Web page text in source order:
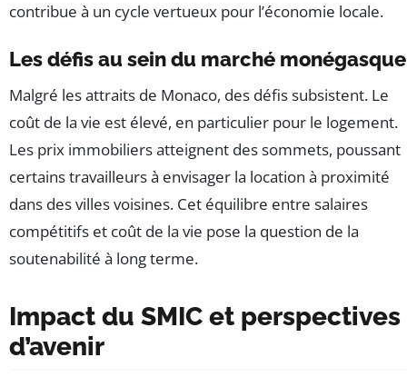
contribue à un cycle vertueux pour l’économie locale.
Les défis au sein du marché monégasque
Malgré les attraits de Monaco, des défis subsistent. Le
coût de la vie est élevé, en particulier pour le logement.
Les prix immobiliers atteignent des sommets, poussant
certains travailleurs à envisager la location à proximité
dans des villes voisines. Cet équilibre entre salaires
compétitifs et coût de la vie pose la question de la
soutenabilité à long terme.
Impact du SMIC et perspectives
d’avenir